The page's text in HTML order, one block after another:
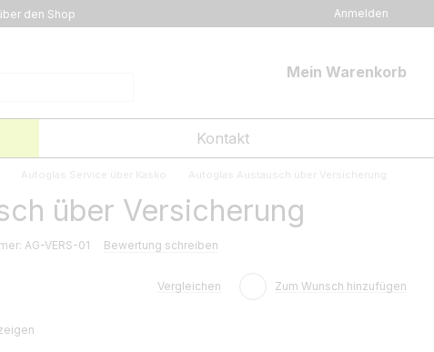
den Shop Anmelden
Mein Warenkorb
Kontakt
Autoglas Service über Kasko Autoglas Austausch über Versicherung
über Versicherung
AG-VERS-01 Bewertung schreiben
Vergleichen Zum Wunsch hinzufügen